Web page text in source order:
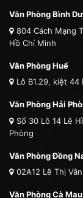
Văn Phòng Bình
804 Cách Mạng
Hồ Chí Minh
Văn Phòng Huế
Lô B1.29, kiệt
Văn Phòng Hải
Số 30 Lô 14 Lê
Phòng
Văn Phòng Đồng
02A12 Lê Thị
Văn Phòng Cà Mau